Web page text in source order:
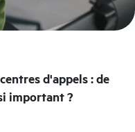
d'appels : de
important ?